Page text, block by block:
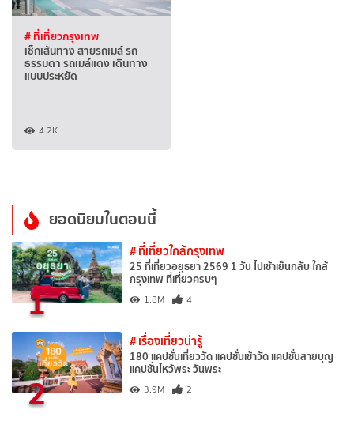
# ที่เที่ยวกรุงเทพ
เช็กเส้นทาง สายรถเมล์ รถ
ธรรมดา รถเมล์แดง เดินทาง
แบบประหยัด
4.2K
ยอดนิยมในตอนนี้
1
# ที่เที่ยวใกล้กรุงเทพ
25 ที่เที่ยวอยุธยา 2569 1 วัน ไปเช้าเย็นกลับ ใกล้
กรุงเทพ ที่เที่ยวครบๆ
1.8M 4
2
# เรื่องเที่ยวน่ารู้
180 แคปชั่นเที่ยววัด แคปชั่นเข้าวัด แคปชั่นสายบุญ
แคปชั่นไหว้พระ วันพระ
3.9M 2